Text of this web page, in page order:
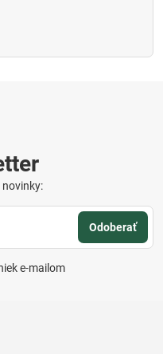
Odoberať
e-mailom